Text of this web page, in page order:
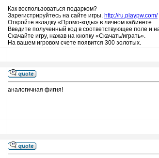
Как воспользоваться подарком?
Зарегистрируйтесь на сайте игры. http://ru.playpw.com/
Откройте вкладку «Промо-коды» в личном кабинете.
Введите полученный код в соответствующее поле и
Скачайте игру, нажав на кнопку «Скачать/играть».
На вашем игровом счете появится 300 золотых.
аналогичная фигня!